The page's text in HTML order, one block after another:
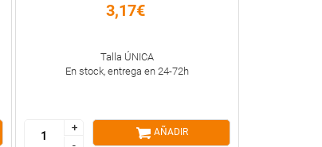
3,17€
Talla ÚNICA
En stock, entrega en 24-72h
+
+
AÑADIR